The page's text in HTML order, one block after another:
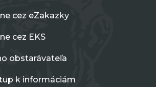
cez eZakazky
cez EKS
obstarávateľa
k informáciám